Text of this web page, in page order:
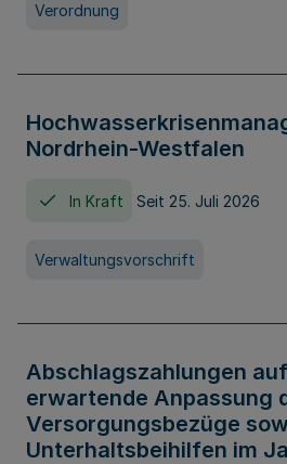
Verordnung
Nordrhein-Westfalen
In Kraft Seit 25. Juli 2026
Verwaltungsvorschrift
Abschlagszahlungen
erwartende Anpassung
Versorgungsbezüge
Unterhaltsbeihilfen im